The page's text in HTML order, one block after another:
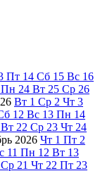
Пт 14 Сб 15 Вс 16
Пн 24 Вт 25 Ср 26
Вт 1 Ср 2 Чт 3
12 Вс 13 Пн 14
Вт 22 Ср 23 Чт 24
2026 Чт 1 Пт 2
11 Пн 12 Вт 13
Ср 21 Чт 22 Пт 23